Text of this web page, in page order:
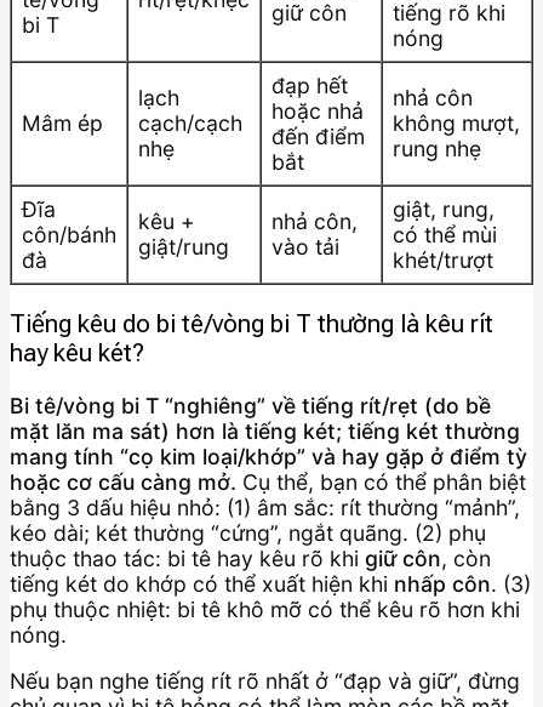
bi T
giữ côn
tiếng rõ khi
nóng
Mâm ép
lạch
cạch/cạch
nhẹ
đạp hết
hoặc nhả
đến điểm
bắt
nhả côn
không mượt,
rung nhẹ
Đĩa
côn/bánh
đà
kêu +
giật/rung
nhả côn,
vào tải
giật, rung,
có thể mùi
khét/trượt
Tiếng kêu do bi tê/vòng bi T thường là kêu rít
hay kêu két?
Bi tê/vòng bi T “nghiêng” về tiếng rít/rẹt (do bề
mặt lăn ma sát) hơn là tiếng két; tiếng két thường
mang tính “cọ kim loại/khớp” và hay gặp ở điểm tỳ
hoặc cơ cấu càng mở. Cụ thể, bạn có thể phân biệt
bằng 3 dấu hiệu nhỏ: (1) âm sắc: rít thường “mảnh”,
kéo dài; két thường “cứng”, ngắt quãng. (2) phụ
thuộc thao tác: bi tê hay kêu rõ khi giữ côn, còn
tiếng két do khớp có thể xuất hiện khi nhấp côn. (3)
phụ thuộc nhiệt: bi tê khô mỡ có thể kêu rõ hơn khi
nóng.
Nếu bạn nghe tiếng rít rõ nhất ở “đạp và giữ”, đừng